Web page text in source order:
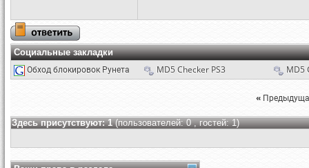
Социальные закладки
Обход блокировок Рунета MD5 Checker PS3 MD5
«
Здесь присутствуют: 1(пользователей: 0 , гостей: 1)